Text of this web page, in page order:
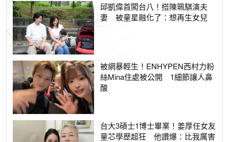
邱凱偉首闖台八！搭陳珮騏演夫
妻 被童星融化了：想再生女兒
被網暴輕生！ENHYPEN西村力粉
絲Mina住處被公開 1細節讓人鼻
酸
台大3碩士1博士畢業！姜厚任女友
童芯學歷超狂 他讚爆：比我厲害